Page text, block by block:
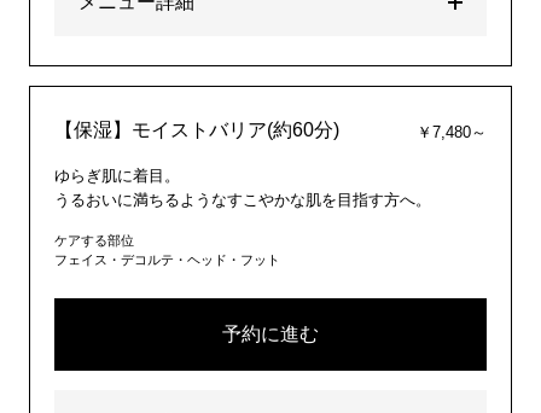
【保湿】モイストバリア(約60分) ￥7,480～
ゆらぎ肌に着目。
うるおいに満ちるようなすこやかな肌を目指す方へ。
ケアする部位
フェイス・デコルテ・ヘッド・フット
予約に進む